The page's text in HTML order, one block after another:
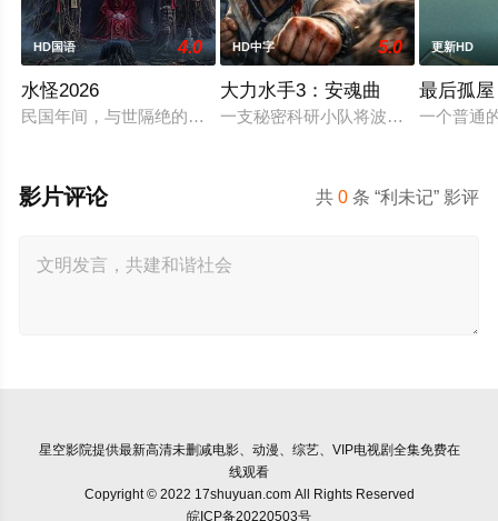
HD国语 4.0
水怪2026
民国年间，与世隔绝的怪水村被湖中“水猴子”所扰。此物实为
HD中字 5.0
大力水手3：安魂曲
一支秘密科研小队将波派囚禁在地下
更新HD
最后孤屋
一个普通
共0 条 “利未记” 影评
影片评论
星空影院提供最新高清未删减电影、动漫、综艺、VIP电视剧全集免费在
线观看
Copyright © 2022 17shuyuan.com All Rights Reserved
皖ICP备20220503号